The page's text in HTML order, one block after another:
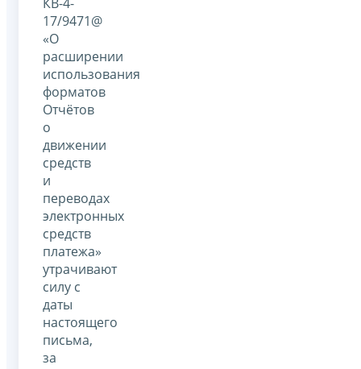
17/9471@
«О
расширении
использования
форматов
Отчётов
о
движении
средств
и
переводах
электронных
средств
платежа»
утрачивают
силу с
даты
настоящего
письма,
за